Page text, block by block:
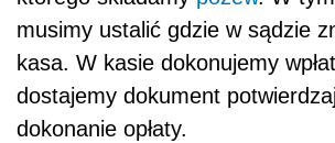
musimy ustalić gdzie w sądzie
kasa. W kasie dokonujemy
dostajemy dokument
dokonanie opłaty.